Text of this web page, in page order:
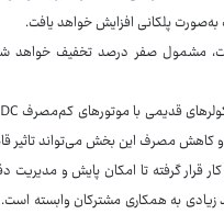
پلکانی افزایش خواهد یافت.
مشمول صفر درصد تخفیف خواهد
قرار گرفته تا امکان پایش و
زیادی به همکاری مشترکان وابسته